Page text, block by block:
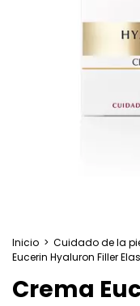
Inicio > Cuidado de la
Eucerin Hyaluron Filler
Crema